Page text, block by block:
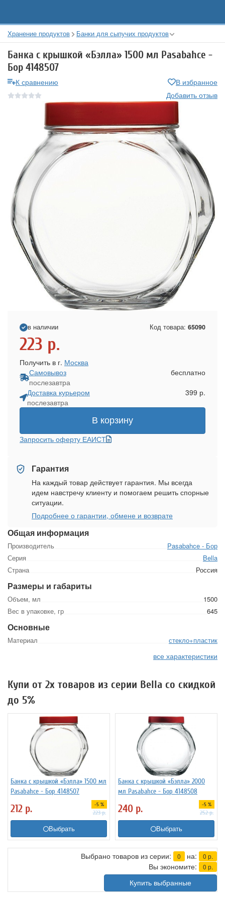
Хранение продуктов Банки для сыпучих продуктов
Банка с крышкой «Бэлла» 1500 мл Pasabahce -
Бор 4148507
К сравнению
В избранное
Добавить отзыв
Общая информация
Производитель
Pasabahce - Бор
Серия
Bella
Страна
Россия
Размеры и габариты
Объем, мл
1500
Вес в упаковке, гр
645
Основные
Материал стекло+пластик
все характеристики
в наличии Код товара: 65090
223 р.
Получить в г. Москва
Самовывоз
послезавтра
бесплатно
Доставка курьером
послезавтра
399 р.
В корзину
Запросить оферту ЕАИСТ
Гарантия
На каждый товар действует гарантия. Мы всегда
идем навстречу клиенту и помогаем решить спорные
ситуации.
Подробнее о гарантии, обмене и возврате
Купи от 2х товаров из серии Bella со скидкой
до 5%
Банка с крышкой «Бэлла» 1500 мл
Pasabahce - Бор 4148507
212 р. -5 %
223р.
Выбрать
Банка с крышкой «Бэлла» 2000
мл Pasabahce - Бор 4148508
240 р. -5 %
252р.
Выбрать
Выбрано товаров из серии: 0 на: 0 р.
Вы экономите: 0 р.
Купить выбранные